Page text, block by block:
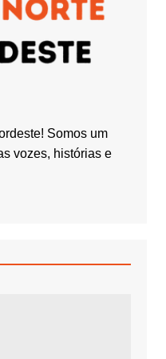
Somos um
vozes, histórias e